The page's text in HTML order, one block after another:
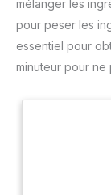
mélanger les
pour peser les
essentiel pour
minuteur pour ne